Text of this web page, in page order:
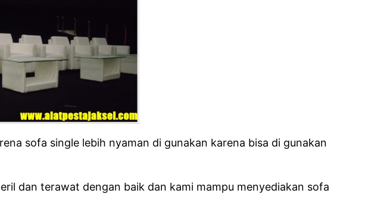
sofa single lebih nyaman di gunakan karena bisa di gunakan
dan terawat dengan baik dan kami mampu menyediakan sofa